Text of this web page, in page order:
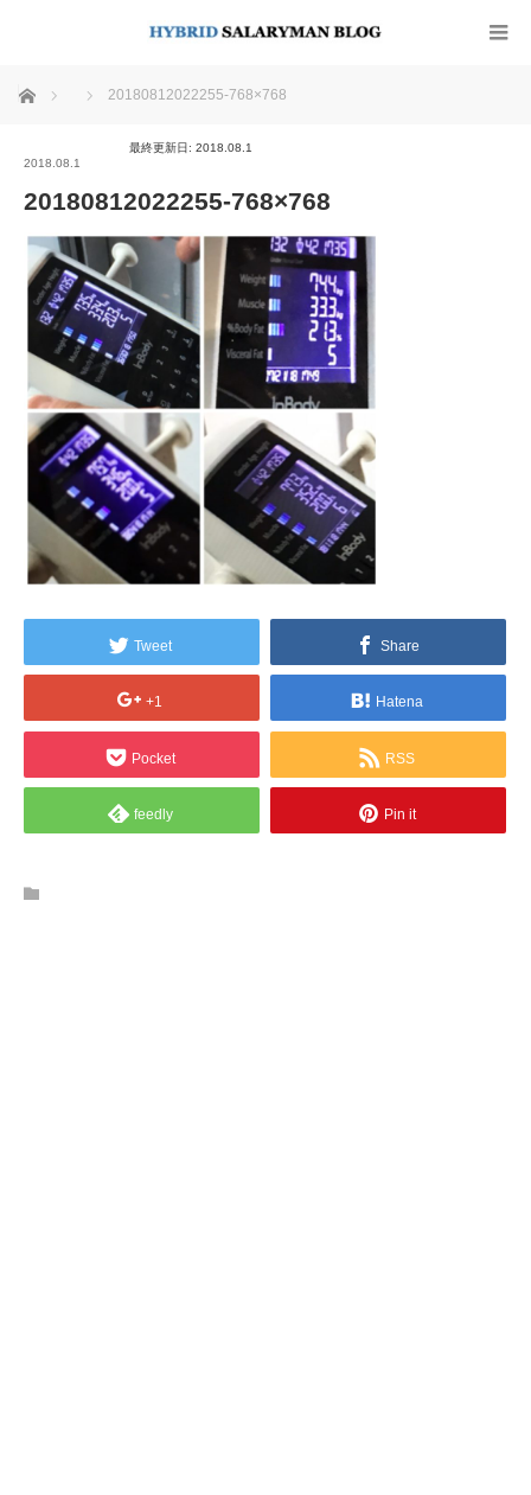
ホーム 20180812022255-768×768
2018.08.1
最終更新日: 2018.08.1
20180812022255-768×768
Tweet Share
+1 Hatena
Pocket RSS
feedly Pin it